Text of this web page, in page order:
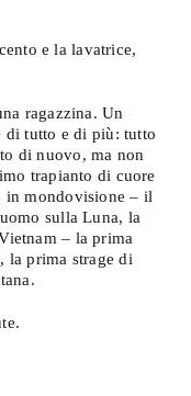
e la lavatrice,
ragazzina. Un
di tutto e di più: tutto
di nuovo, ma non
trapianto di cuore
in mondovisione – il
sulla Luna, la
– la prima
la prima strage di